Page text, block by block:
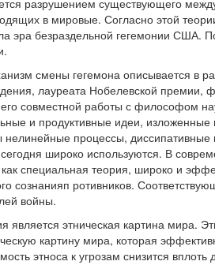
разрушением существующего
в мировые. Согласно этой
эра безраздельной гегемонии США.
смены гегемона описывается в
лауреата Нобелевской
совместной работы с философом
и продуктивные идеи,
процессы,
широко используются. В
специальная теория, широко и
сознанияп ротивников.
войны.
является этническая картина мира.
картину мира, которая
этноса к угрозам снизится